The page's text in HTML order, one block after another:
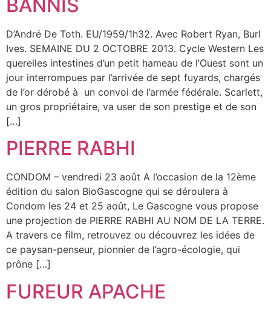
BANNIS
D’André De Toth. EU/1959/1h32. Avec Robert Ryan, Burl
Ives. SEMAINE DU 2 OCTOBRE 2013. Cycle Western Les
querelles intestines d’un petit hameau de l’Ouest sont un
jour interrompues par l’arrivée de sept fuyards, chargés
de l’or dérobé à un convoi de l’armée fédérale. Scarlett,
un gros propriétaire, va user de son prestige et de son
[…]
PIERRE RABHI
CONDOM – vendredi 23 août A l’occasion de la 12ème
édition du salon BioGascogne qui se déroulera à
Condom les 24 et 25 août, Le Gascogne vous propose
une projection de PIERRE RABHI AU NOM DE LA TERRE.
A travers ce film, retrouvez ou découvrez les idées de
ce paysan-penseur, pionnier de l’agro-écologie, qui
prône […]
FUREUR APACHE